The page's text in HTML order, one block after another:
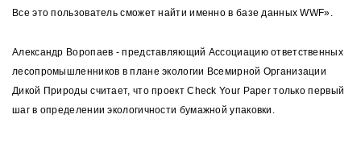
Все это пользователь сможет найти именно в базе данных WWF».
Александр Воропаев - представляющий Ассоциацию ответственных
лесопромышленников в плане экологии Всемирной Организации
Дикой Природы считает, что проект Check Your Paper только первый
шаг в определении экологичности бумажной упаковки.